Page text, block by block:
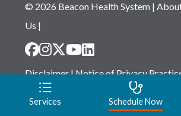
© 2026 Beacon Health System|
Us |
Disclaimer|Notice of Privacy
Privacy Statement
Notice of Non-
Services Schedule Now